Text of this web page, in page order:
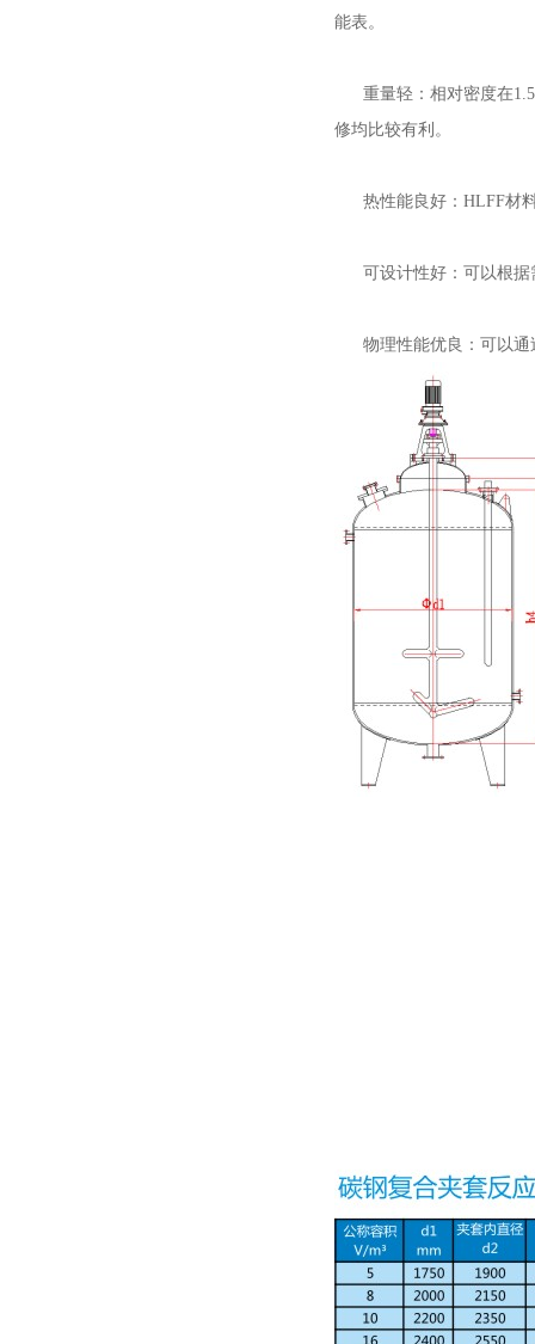
能表。
重量轻：相对密度在1.5
修均比较有利。
热性能良好：HLFF材
可设计性好：可以根据
物理性能优良：可以通